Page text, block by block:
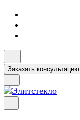
Заказать консультацию